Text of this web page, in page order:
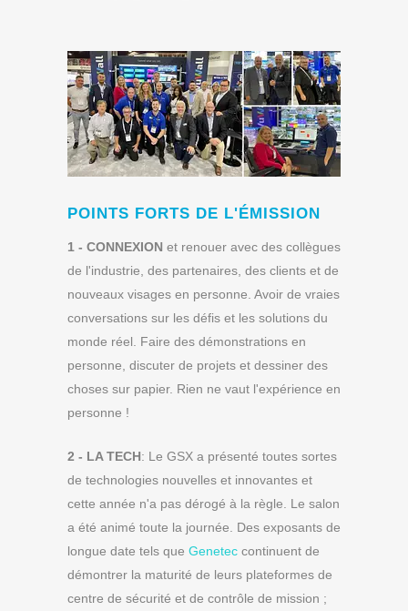
POINTS FORTS DE L'ÉMISSION
1 - CONNEXION et renouer avec des collègues
de l'industrie, des partenaires, des clients et de
nouveaux visages en personne. Avoir de vraies
conversations sur les défis et les solutions du
monde réel. Faire des démonstrations en
personne, discuter de projets et dessiner des
choses sur papier. Rien ne vaut l'expérience en
personne !
2 - LA TECH: Le GSX a présenté toutes sortes
de technologies nouvelles et innovantes et
cette année n'a pas dérogé à la règle. Le salon
a été animé toute la journée. Des exposants de
longue date tels que Genetec continuent de
démontrer la maturité de leurs plateformes de
centre de sécurité et de contrôle de mission ;